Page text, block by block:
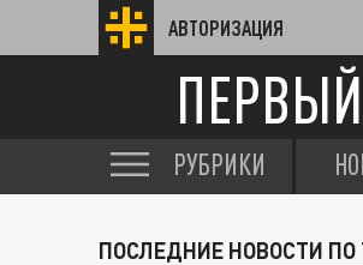
АВТОРИЗАЦИЯ
РУБРИКИ
ПОСЛЕДНИЕ НОВОСТИ